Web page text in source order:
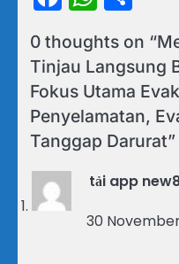
0 thoughts on “
Tinjau Langsung
Fokus Utama
Penyelamatan,
Tanggap Darurat”
tải app
30